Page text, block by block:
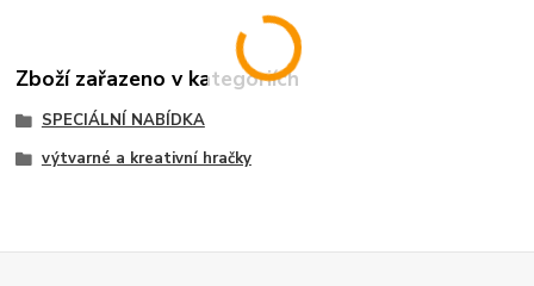
Zboží zařazeno v kategoriích
SPECIÁLNÍ NABÍDKA
výtvarné a kreativní hračky